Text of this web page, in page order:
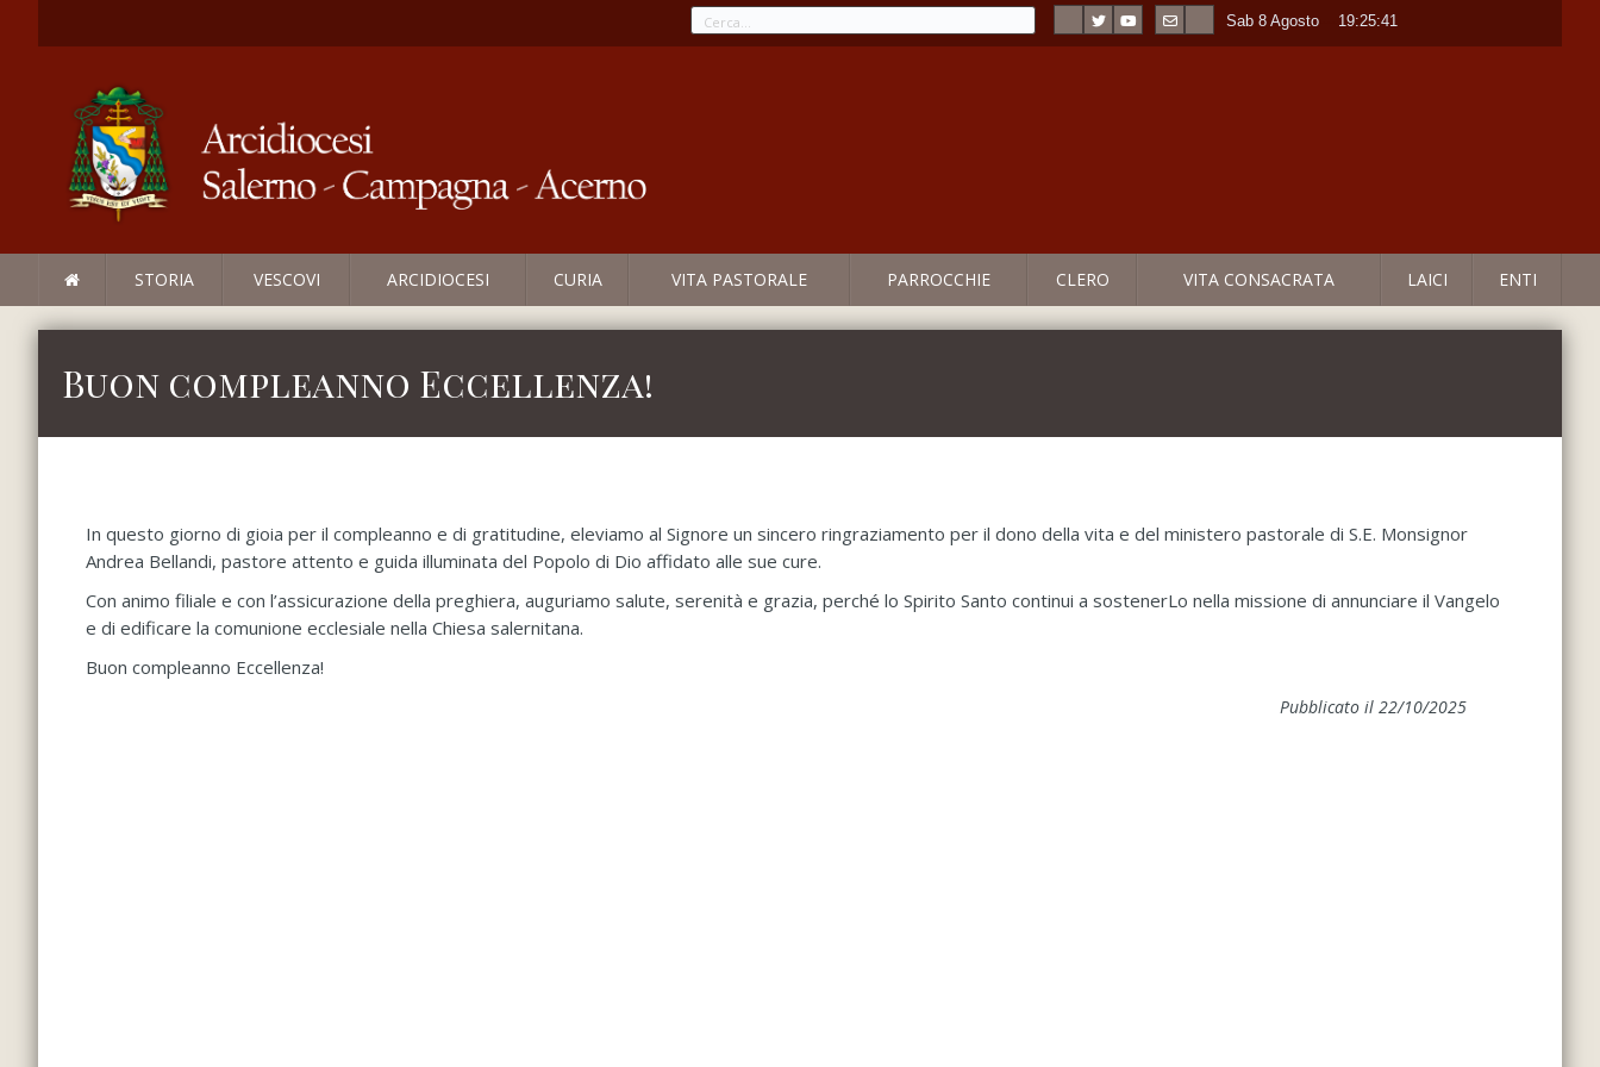
Sab 8 Agosto 19:25:41
STORIA VESCOVI ARCIDIOCESI CURIA VITA PASTORALE PARROCCHIE CLERO VITA CONSACRATA LAICI ENTI
Buon compleanno Eccellenza!
In questo giorno di gioia per il compleanno e di gratitudine, eleviamo al Signore un sincero ringraziamento per il dono della vita e del ministero pastorale di S.E. Monsignor
Andrea Bellandi, pastore attento e guida illuminata del Popolo di Dio affidato alle sue cure.
Con animo filiale e con l’assicurazione della preghiera, auguriamo salute, serenità e grazia, perché lo Spirito Santo continui a sostenerLo nella missione di annunciare il Vangelo
e di edificare la comunione ecclesiale nella Chiesa salernitana.
Buon compleanno Eccellenza!
Pubblicato il 22/10/2025